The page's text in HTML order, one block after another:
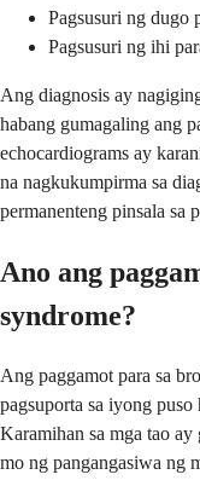
Pagsusuri ng dugo
Pagsusuri ng ihi
Ang diagnosis ay
habang gumagaling ang
echocardiograms ay
na nagkukumpirma sa
permanenteng pinsala sa
Ano ang
syndrome?
Ang paggamot para sa
pagsuporta sa iyong
Karamihan sa mga tao
mo ng pangangasiwa ng